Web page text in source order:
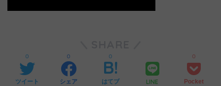
ツイート
0
シェア
0
はてブ
0
LINE Pocket
0